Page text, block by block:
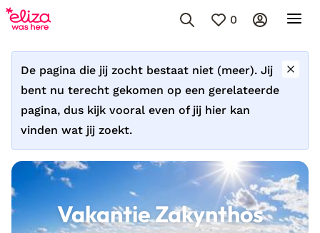
0
De pagina die jij zocht bestaat niet (meer). Jij
bent nu terecht gekomen op een gerelateerde
pagina, dus kijk vooral even of jij hier kan
vinden wat jij zoekt.
Vakantie Zakynthos